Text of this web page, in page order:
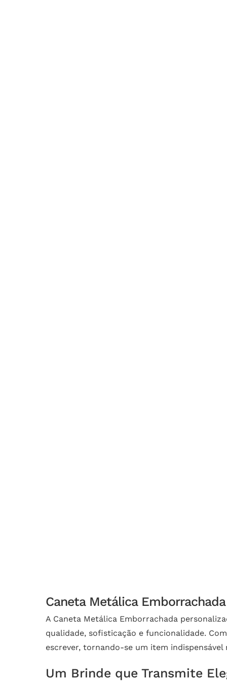
Caneta Metálica
A Caneta Metálica Emborrachada
qualidade, sofisticação e funcionalidade.
escrever, tornando-se um item indispensável
Um Brinde que Transmite